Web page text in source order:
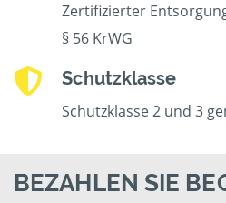
Zertifizierter
§ 56 KrWG
Schutzklasse
Schutzklasse 2 und 3
BEZAHLEN SIE